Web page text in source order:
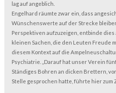
lag auf angeblich.
Engelhard räumte zwar ein, dass
Wünschenswerte auf der Strecke
Perspektiven aufzuzeigen, entbinde
kleinen Sachen, die den Leuten Freude
diesem Kontext auf die
Psychiatrie. „Darauf hat unser Verein
Ständiges Bohren an dicken Brettern,
Stelle gesprochen hatte, führte hier zum